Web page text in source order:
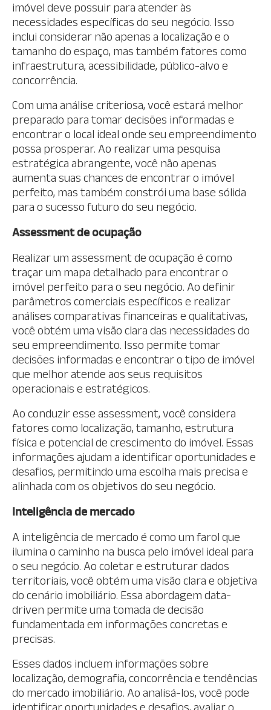
imóvel deve possuir para atender às
necessidades específicas do seu negócio. Isso
inclui considerar não apenas a localização e o
tamanho do espaço, mas também fatores como
infraestrutura, acessibilidade, público-alvo e
concorrência.
Com uma análise criteriosa, você estará melhor
preparado para tomar decisões informadas e
encontrar o local ideal onde seu empreendimento
possa prosperar. Ao realizar uma pesquisa
estratégica abrangente, você não apenas
aumenta suas chances de encontrar o imóvel
perfeito, mas também constrói uma base sólida
para o sucesso futuro do seu negócio.
Assessment de ocupação
Realizar um assessment de ocupação é como
traçar um mapa detalhado para encontrar o
imóvel perfeito para o seu negócio. Ao definir
parâmetros comerciais específicos e realizar
análises comparativas financeiras e qualitativas,
você obtém uma visão clara das necessidades do
seu empreendimento. Isso permite tomar
decisões informadas e encontrar o tipo de imóvel
que melhor atende aos seus requisitos
operacionais e estratégicos.
Ao conduzir esse assessment, você considera
fatores como localização, tamanho, estrutura
física e potencial de crescimento do imóvel. Essas
informações ajudam a identificar oportunidades e
desafios, permitindo uma escolha mais precisa e
alinhada com os objetivos do seu negócio.
Inteligência de mercado
A inteligência de mercado é como um farol que
ilumina o caminho na busca pelo imóvel ideal para
o seu negócio. Ao coletar e estruturar dados
territoriais, você obtém uma visão clara e objetiva
do cenário imobiliário. Essa abordagem data-
driven permite uma tomada de decisão
fundamentada em informações concretas e
precisas.
Esses dados incluem informações sobre
localização, demografia, concorrência e tendências
do mercado imobiliário. Ao analisá-los, você pode
identificar oportunidades e desafios, avaliar o